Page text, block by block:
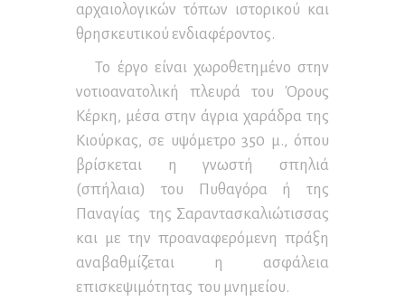
αρχαιολογικών τόπων ιστορικού και
θρησκευτικού ενδιαφέροντος.
Το έργο είναι χωροθετημένο στην
νοτιοανατολική πλευρά του Όρους
Κέρκη, μέσα στην άγρια χαράδρα της
Κιούρκας, σε υψόμετρο 350 μ., όπου
βρίσκεται η γνωστή σπηλιά
(σπήλαια) του Πυθαγόρα ή της
Παναγίας της Σαραντασκαλιώτισσας
και με την προαναφερόμενη πράξη
αναβαθμίζεται η ασφάλεια
επισκεψιμότητας του μνημείου.